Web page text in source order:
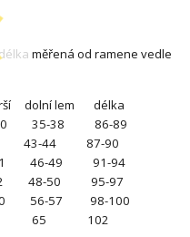
měřená od ramene vedle
dolní lem délka
35-38 86-89
44 87-90
46-49 91-94
50 95-97
57 98-100
65 102